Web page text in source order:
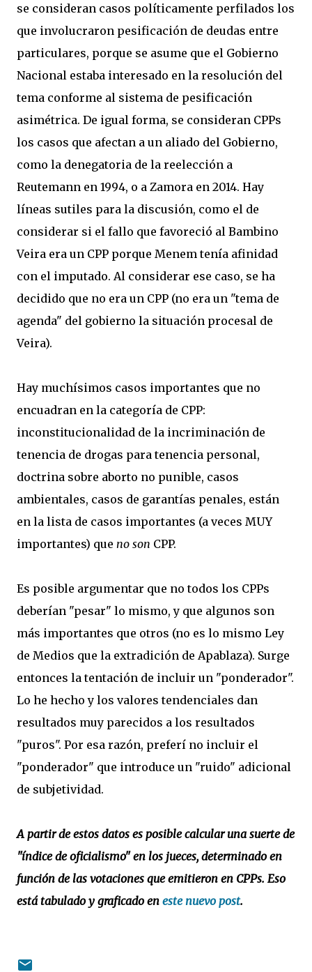
se consideran casos políticamente perfilados los
que involucraron pesificación de deudas entre
particulares, porque se asume que el Gobierno
Nacional estaba interesado en la resolución del
tema conforme al sistema de pesificación
asimétrica. De igual forma, se consideran CPPs
los casos que afectan a un aliado del Gobierno,
como la denegatoria de la reelección a
Reutemann en 1994, o a Zamora en 2014. Hay
líneas sutiles para la discusión, como el de
considerar si el fallo que favoreció al Bambino
Veira era un CPP porque Menem tenía afinidad
con el imputado. Al considerar ese caso, se ha
decidido que no era un CPP (no era un "tema de
agenda" del gobierno la situación procesal de
Veira).
Hay muchísimos casos importantes que no
encuadran en la categoría de CPP:
inconstitucionalidad de la incriminación de
tenencia de drogas para tenencia personal,
doctrina sobre aborto no punible, casos
ambientales, casos de garantías penales, están
en la lista de casos importantes (a veces MUY
importantes) que no son CPP.
Es posible argumentar que no todos los CPPs
deberían "pesar" lo mismo, y que algunos son
más importantes que otros (no es lo mismo Ley
de Medios que la extradición de Apablaza). Surge
entonces la tentación de incluir un "ponderador".
Lo he hecho y los valores tendenciales dan
resultados muy parecidos a los resultados
"puros". Por esa razón, preferí no incluir el
"ponderador" que introduce un "ruido" adicional
de subjetividad.
A partir de estos datos es posible calcular una suerte de
"índice de oficialismo" en los jueces, determinado en
función de las votaciones que emitieron en CPPs. Eso
está tabulado y graficado en este nuevo post.